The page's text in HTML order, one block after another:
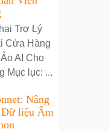
Trợ Lý
Cửa Hàng
AI Cho
Mục lục: ...
Nâng
Dữ liệu Âm